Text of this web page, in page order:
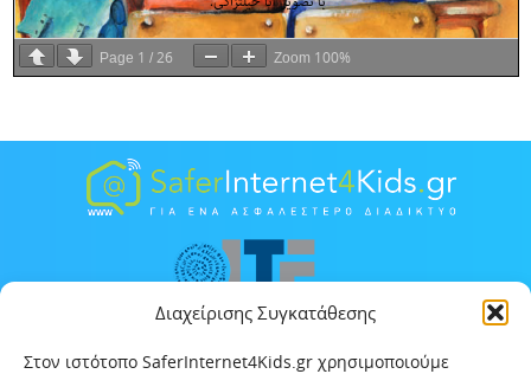
Διαχείρισης Συγκατάθεσης
Στον ιστότοπο SaferInternet4Kids.gr χρησιμοποιούμε
Page 1 / 26 Zoom 100%